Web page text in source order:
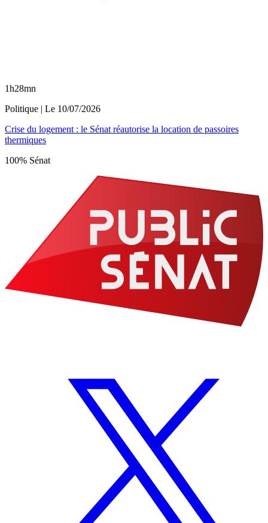
1h28mn
Politique | Le 10/07/2026
Crise du logement : le Sénat réautorise la location de passoires
thermiques
100% Sénat